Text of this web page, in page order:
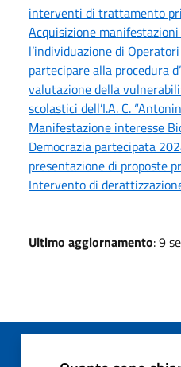
interventi di trattamento
Acquisizione
l’individuazione di
partecipare alla procedura
valutazione della
scolastici dell’I.A. C.
Manifestazione interesse
Democrazia partecipata
presentazione di proposte
Intervento di
Ultimo aggiornamento: 9